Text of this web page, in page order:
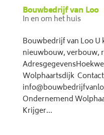
Bouwbedrijf van Loo
In en om het huis
Bouwbedrijf van Loo
nieuwbouw, verbouw,
Wolphaartsdijk
Ondernemend
Krijger...